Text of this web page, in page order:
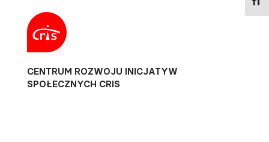
CENTRUM ROZWOJU INICJATYW
SPOŁECZNYCH CRIS